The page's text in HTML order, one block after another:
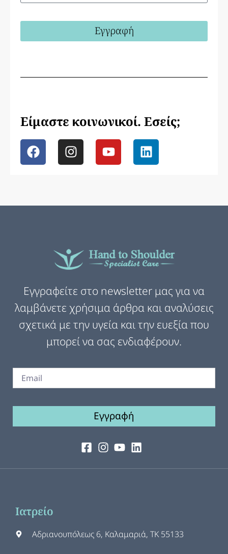
Εγγραφή
Είμαστε κοινωνικοί. Εσείς;
Εγγραφείτε στο newsletter μας για να
λαμβάνετε χρήσιμα άρθρα και αναλύσεις
σχετικά με την υγεία και την ευεξία που
μπορεί να σας ενδιαφέρουν.
Εγγραφή
Ιατρείο
Αδριανουπόλεως 6, Καλαμαριά, ΤΚ 55133